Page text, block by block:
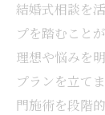
結婚式相談を
プを踏むこと
理想や悩みを
プランを立て
門施術を段階